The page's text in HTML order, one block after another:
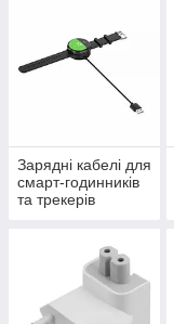
Зарядні кабелі для
смарт-годинників
та трекерів